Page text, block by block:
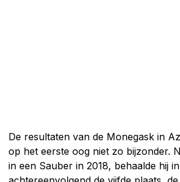
De resultaten van de Monegask in
op het eerste oog niet zo bijzonder.
in een Sauber in 2018, behaalde hij